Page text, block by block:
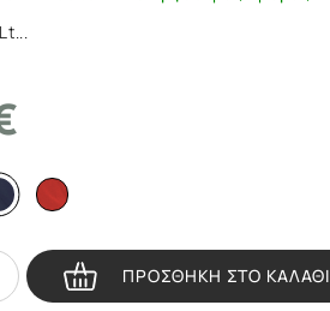
Quantity ΠΡΟΣΘΗΚΗ ΣΤΟ ΚΑΛΑΘΙ